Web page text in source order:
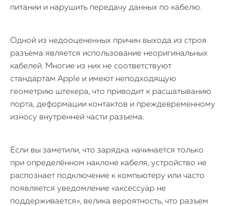
питании и нарушить передачу данных по кабелю.
Одной из недооцененных причин выхода из строя
разъема является использование неоригинальных
кабелей. Многие из них не соответствуют
стандартам Apple и имеют неподходящую
геометрию штекера, что приводит к расшатыванию
порта, деформации контактов и преждевременному
износу внутренней части разъема.
Если вы заметили, что зарядка начинается только
при определённом наклоне кабеля, устройство не
распознает подключение к компьютеру или часто
появляется уведомление «аксессуар не
поддерживается», велика вероятность, что разъем